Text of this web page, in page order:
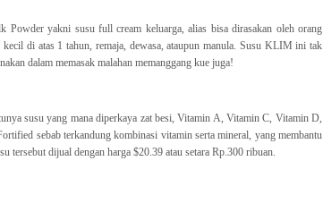
yakni susu full cream keluarga, alias bisa dirasakan oleh orang
di atas 1 tahun, remaja, dewasa, ataupun manula. Susu KLIM ini tak
dalam memasak malahan memanggang kue juga!
susu yang mana diperkaya zat besi, Vitamin A, Vitamin C, Vitamin D,
sebab terkandung kombinasi vitamin serta mineral, yang membantu
tersebut dijual dengan harga $20.39 atau setara Rp.300 ribuan.